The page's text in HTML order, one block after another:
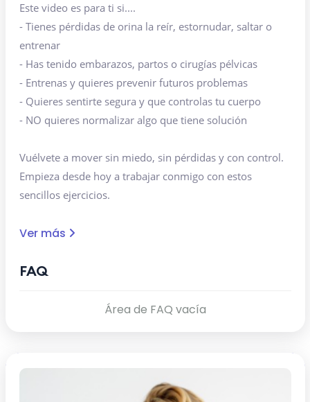
Este video es para ti si....
- Tienes pérdidas de orina la reír, estornudar, saltar o
entrenar
- Has tenido embarazos, partos o cirugías pélvicas
- Entrenas y quieres prevenir futuros problemas
- Quieres sentirte segura y que controlas tu cuerpo
- NO quieres normalizar algo que tiene solución
Vuélvete a mover sin miedo, sin pérdidas y con control.
Empieza desde hoy a trabajar conmigo con estos
sencillos ejercicios.
Ver más
FAQ
Área de FAQ vacía